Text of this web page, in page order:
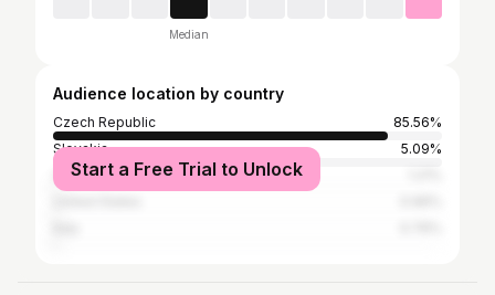
Median
Audience location by country
Czech Republic
85.56%
Slovakia
5.09%
Croatia
Start a Free Trial to Unlock